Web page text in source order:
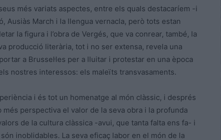
més variats aspectes, entre els quals destacaríem -i
Ausiàs March i la llengua vernacla, però tots estan
la figura i l’obra de Vergés, que va conrear, també, la
producció literària, tot i no ser extensa, revela una
a Brussel·les per a lluitar i protestar en una època
nostres interessos: els maleïts transvasaments.
i és tot un homenatge al món clàssic, i després
perspectiva el valor de la seva obra i la profunda
de la cultura clàssica -avui, que tanta falta ens fa- i
inoblidables. La seva eficaç labor en el món de la